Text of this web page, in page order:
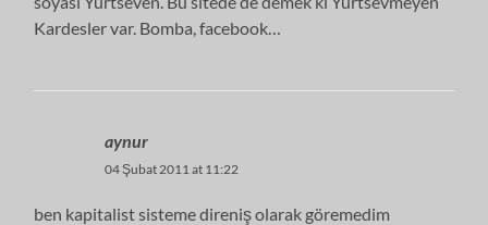
Kardesler var. Bomba, facebook…
aynur
04 Şubat 2011 at 11:22
ben kapitalist sisteme direniş olarak göremedim